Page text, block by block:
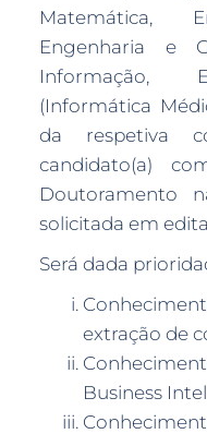
Matemática,
Engenharia e
Informação,
(Informática
da respetiva
candidato(a)
Doutoramento
solicitada em
Será dada
extração de
Business